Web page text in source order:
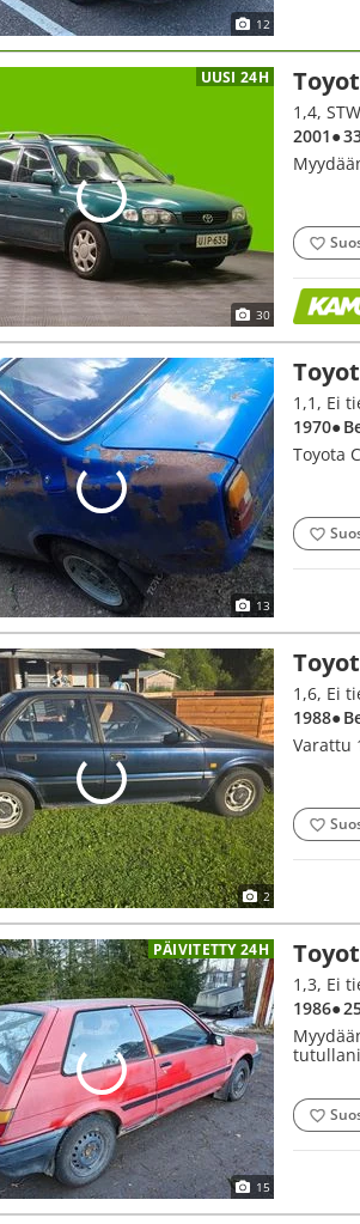
12
UUSI 24H
30
1,4,
2001●
13
1,1, Ei
1970●
Toyota
2
1,6, Ei
1988●
Varattu
PÄIVITETTY 24H
15
1,3, Ei
1986●